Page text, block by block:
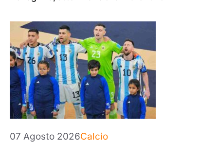
07 Agosto 2026Categorie
Calcio